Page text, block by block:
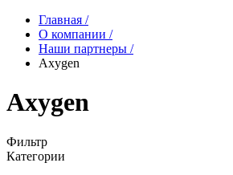
Главная /
О компании /
Наши партнеры /
Axygen
Axygen
Фильтр
Категории